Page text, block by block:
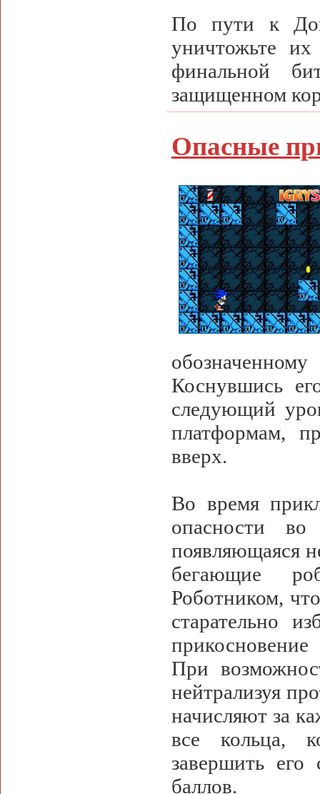
По пути к
уничтожьте
финальной
защищенном
Опасные
Коснувшись
следующий
платформам,
вверх.
Во время
опасности
появляющаяся
бегающие
Роботником,
старательно
При
нейтрализуя
начисляют за
все кольца,
завершить его
баллов.